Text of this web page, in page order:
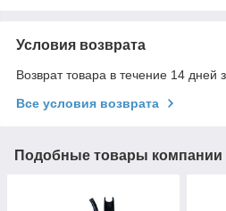
Условия возврата
Возврат товара в течение 14 дней
Все условия возврата
Подобные товары компании